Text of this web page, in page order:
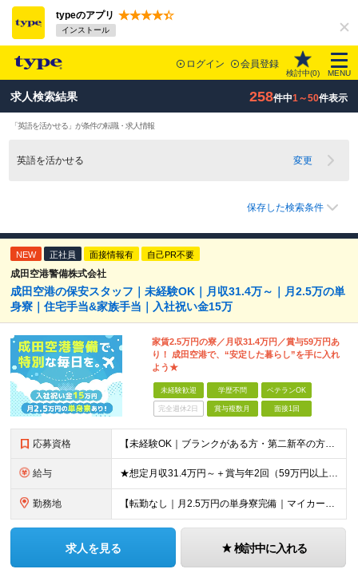
typeのアプリ
インストール
ログイン 会員登録
検討中(0) MENU
求人検索結果 258件中1～50件表示
「英語を活かせる」が条件の転職・求人情報
英語を活かせる 変更
保存した検索条件
NEW 正社員 面接情報有 自己PR不要
成田空港警備株式会社
成田空港の保安スタッフ｜未経験OK｜月収31.4万～｜月2.5万の単
身寮｜住宅手当&家族手当｜入社祝い金15万
家賃2.5万円の寮／月収31.4万円／賞与59万円あ
り！ 成田空港で、“安定した暮らし”を手に入れ
よう★
未経験歓迎 学歴不問 ベテランOK
完全週休2日 賞与複数月 面接1回
応募資格 【未経験OK｜ブランクがある方・第二新卒の方・正社員が初めての方も歓迎！】 ★応募資格を満たす方は面接確約！ ★20代・30代の若手スタッフも多数活躍中！ ◎58歳以下の方（長期のキャリア形成を図る
給与 ★想定月収31.4万円～＋賞与年2回（59万円以上） ★入社お祝い金15万円支給 ★水道+光熱費無料の家賃がリーズナブルな社員寮(単身寮)あり！ ★住宅手当&家族手当あり 月給24万5000円以上(
勤務地 【転勤なし｜月2.5万円の単身寮完備｜マイカー・バイク通勤OK】 成田空港または空港関連施設での勤務となります。 お住まいや希望を考慮し、千葉市美浜区・四街道市への配属となる場合もあります。 【本社
求人を見る 検討中に入れる